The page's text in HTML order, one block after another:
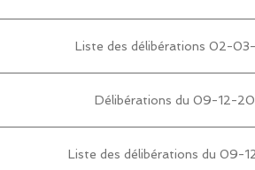
Liste des délibérations 02-
Délibérations du 09-12-
Liste des délibérations du 09-